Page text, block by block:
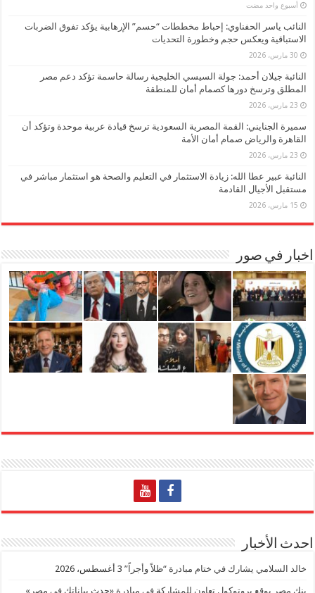
‏أسبوع واحد مضت
النائب ياسر الحفناوي: إحباط مخططات “حسم” الإرهابية يؤكد تفوق الضربات
الاستباقية ويعكس حجم وخطورة التحديات
30 مارس، 2026
النائبة جيلان أحمد: جولة السيسي الخليجية رسالة حاسمة تؤكد دعم مصر
المطلق وترسخ دورها كصمام أمان للمنطقة
23 مارس، 2026
سميرة الجنايني: القمة المصرية السعودية ترسخ قيادة عربية موحدة وتؤكد أن
القاهرة والرياض صمام أمان الأمة
23 مارس، 2026
النائبة عبير عطا الله: زيادة الاستثمار في التعليم والصحة هو استثمار مباشر في
مستقبل الأجيال القادمة
15 مارس، 2026
اخبار في صور
احدث الأخبار
خالد السلامي يشارك في ختام مبادرة “ظلاً وأجراً” 3 أغسطس، 2026
بنك مصر يوقع بروتوكول تعاون للمشاركة في مبادرة «حدث بياناتك في مصر»